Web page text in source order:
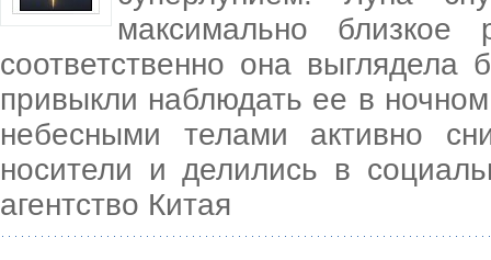
максимально
соответственно она
привыкли наблюдать ее в
небесными телами активно
носители и делились в
агентство Китая